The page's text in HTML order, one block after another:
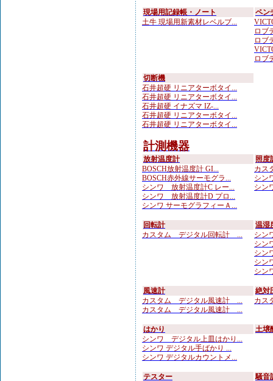
現場用記録帳・ノート
土牛 現場用新素材レベルブ...
ペン
ロブ
ロブ
ロブ
切断機
石井超硬 リニアターボタイ...
石井超硬 リニアターボタイ...
石井超硬 イナズマ IZ-...
石井超硬 リニアターボタイ...
石井超硬 リニアターボタイ...
計測機器
放射温度計
BOSCH放射温度計 GI...
BOSCH赤外線サーモグラ...
シンワ 放射温度計C レー...
シンワ 放射温度計D プロ...
シンワ サーモグラフィーＡ...
照度
カス
シン
シン
回転計
カスタム デジタル回転計 ...
温湿
シン
シン
シン
シン
シン
風速計
カスタム デジタル風速計 ...
カスタム デジタル風速計 ...
絶対
カス
はかり
シンワ デジタル上皿はかり...
シンワ デジタル手ばかり ...
シンワ デジタルカウントメ...
土壌
テスター 騒音